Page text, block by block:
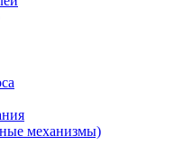
механизмы)